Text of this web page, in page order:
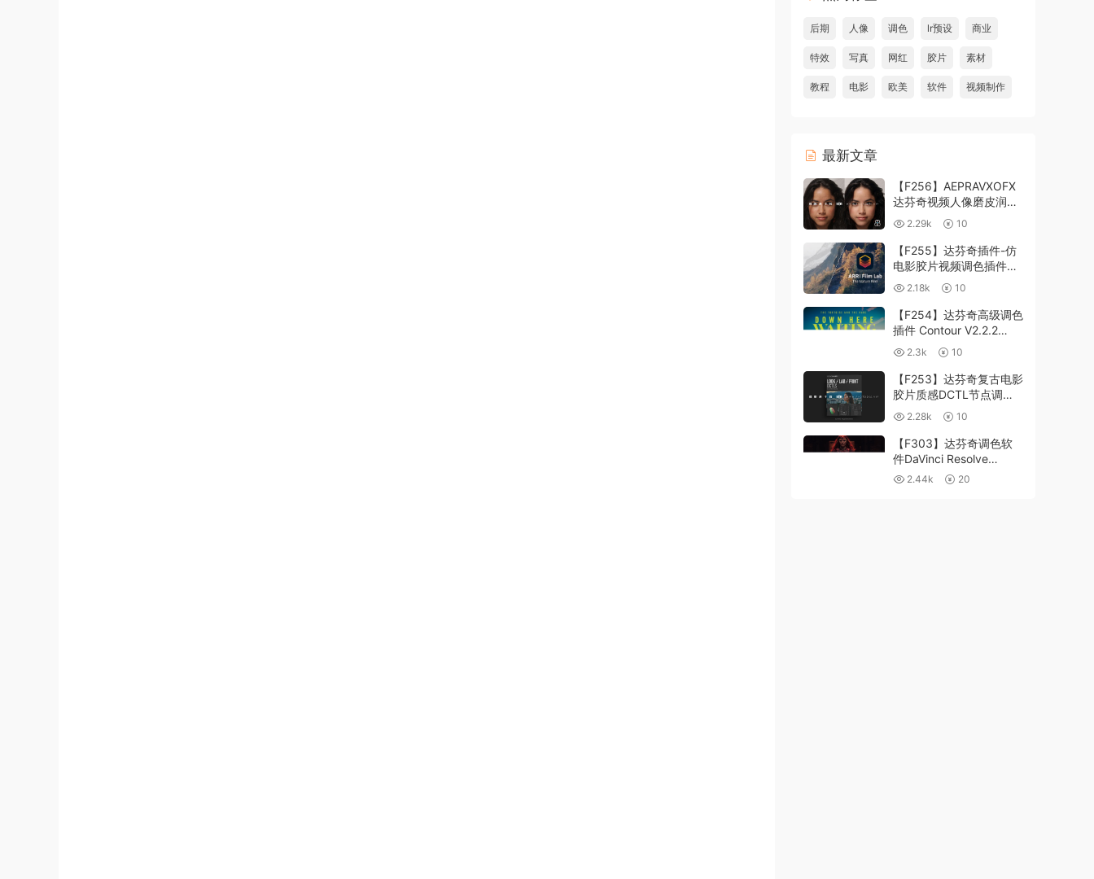
后期 人像 调色 lr预设 商业
特效 写真 网红 胶片 素材
教程 电影 欧美 软件 视频制作
最新文章
【F256】AEPRAVXOFX
达芬奇视频人像磨皮润肤
美颜插件 Beauty Box
V6.0.3 Win
2.29k 10
【F255】达芬奇插件-仿
电影胶片视频调色插件
ARRI Film Lab 1.0.10 Win
2.18k 10
【F254】达芬奇高级调色
插件 Contour V2.2.2
WinMac 含使用教程
2.3k 10
【F253】达芬奇复古电影
胶片质感DCTL节点调色
预设 MonoNodes LOOK
LAB PRINT V4.0
2.28k 10
【F303】达芬奇调色软
件DaVinci Resolve
Studio21.0.3 中文版
2.44k 20